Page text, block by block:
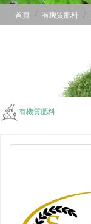
首頁 有機質肥料
有機質肥料